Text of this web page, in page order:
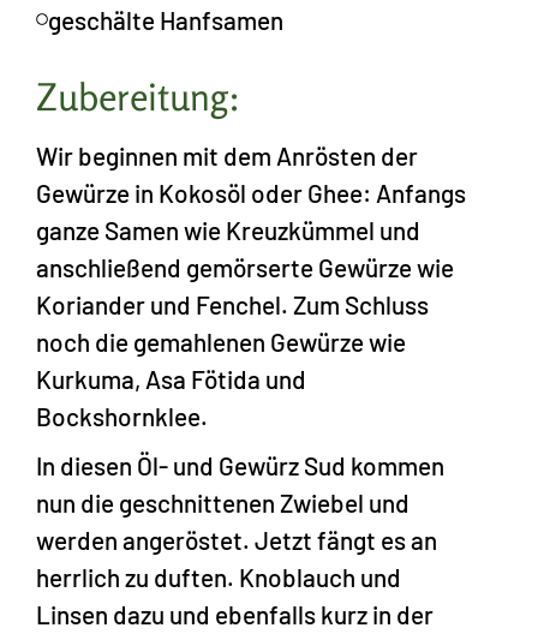
geschälte Hanfsamen
Zubereitung:
Wir beginnen mit dem Anrösten der
Gewürze in Kokosöl oder Ghee: Anfangs
ganze Samen wie Kreuzkümmel und
anschließend gemörserte Gewürze wie
Koriander und Fenchel. Zum Schluss
noch die gemahlenen Gewürze wie
Kurkuma, Asa Fötida und
Bockshornklee.
In diesen Öl- und Gewürz Sud kommen
nun die geschnittenen Zwiebel und
werden angeröstet. Jetzt fängt es an
herrlich zu duften. Knoblauch und
Linsen dazu und ebenfalls kurz in der